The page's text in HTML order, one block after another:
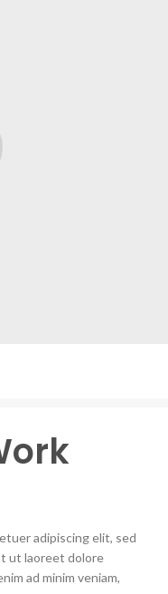
adipiscing elit, sed
ut laoreet dolore
ad minim veniam,